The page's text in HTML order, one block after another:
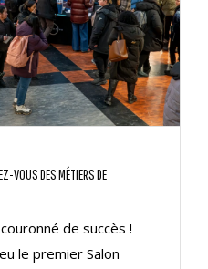
VOUS DES MÉTIERS DE
de succès !
le premier Salon